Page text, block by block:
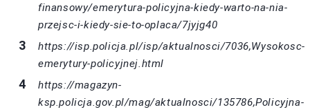
finansowy/emerytura-policyjna-kiedy-warto-na-nia-
przejsc-i-kiedy-sie-to-oplaca/7jyjg40
https://isp.policja.pl/isp/aktualnosci/7036,Wysokosc-
emerytury-policyjnej.html
https://magazyn-
ksp.policja.gov.pl/mag/aktualnosci/135786,Policyjna-